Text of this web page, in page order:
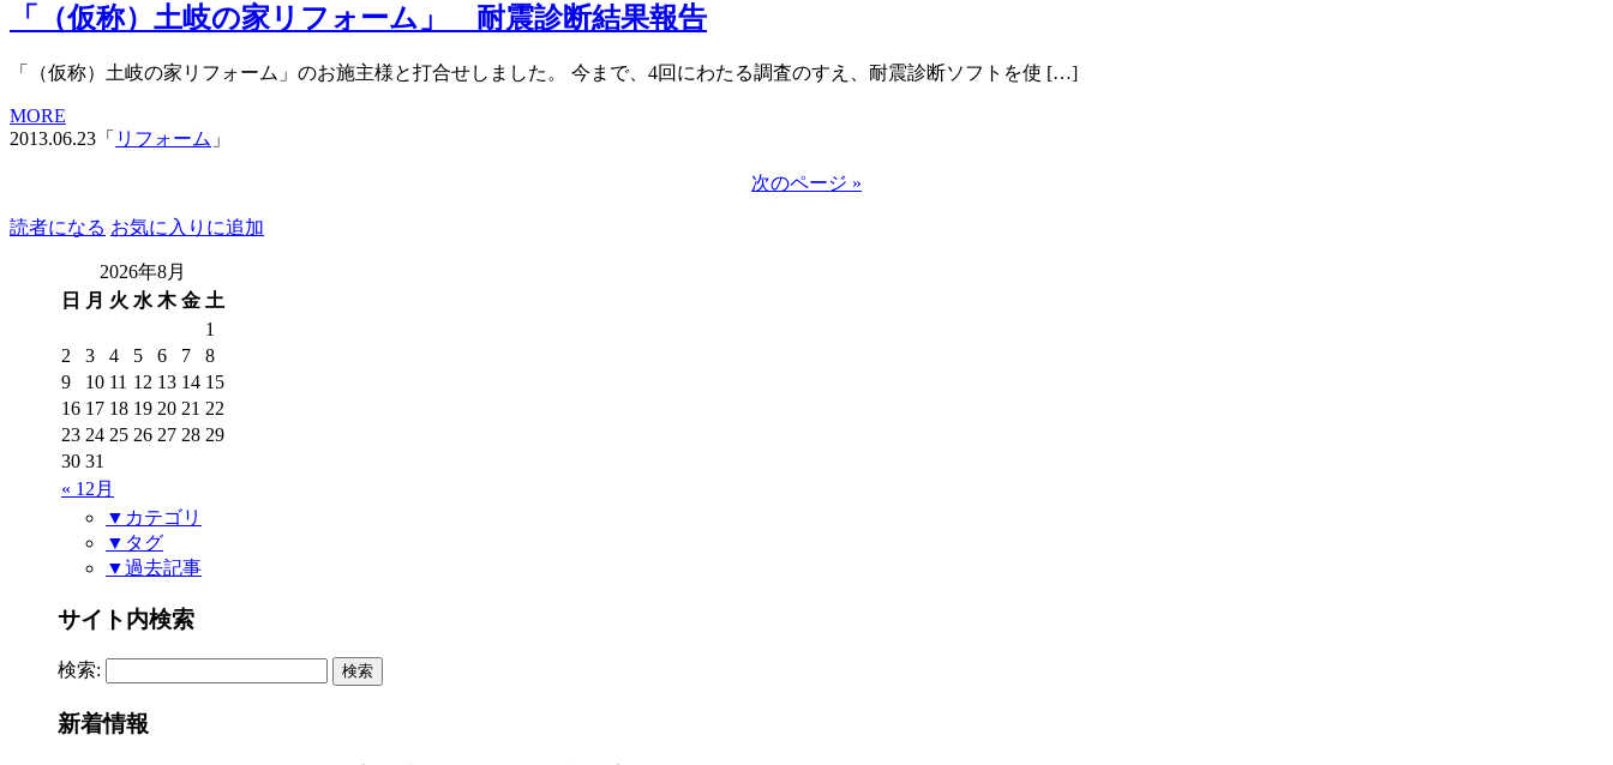
「（仮称）土岐の家リフォーム」 耐震診断結果報告
「（仮称）土岐の家リフォーム」のお施主様と打合せしました。 今まで、4回にわたる調査のすえ、耐震診断ソフトを使 […]
MORE
2013.06.23「 リフォーム 」
次のページ »
読者になる お気に入りに追加
2026年8月
日
月 火 水 木 金 土
« 12月
1
2
3 4 5 6 7
8
9
10 11 12 13 14 15
16 17 18 19 20 21 22
23 24 25 26 27 28 29
30 31
▼カテゴリ
▼タグ
▼過去記事
サイト内検索
検索:
新着情報